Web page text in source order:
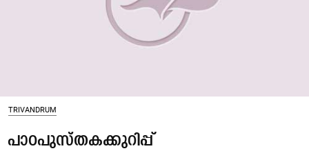
TRIVANDRUM
പാഠപുസ്തകക്കുറിപ്പ്​